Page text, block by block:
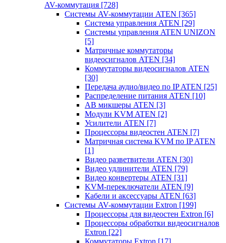
AV-коммутация [728]
Системы AV-коммутации ATEN [365]
Система управления ATEN [29]
Системы управления ATEN UNIZON
[5]
Матричные коммутаторы
видеосигналов ATEN [34]
Коммутаторы видеосигналов ATEN
[30]
Передача аудио/видео по IP ATEN [25]
Распределение питания ATEN [10]
АВ микшеры ATEN [3]
Модули KVM ATEN [2]
Усилители ATEN [7]
Процессоры видеостен ATEN [7]
Матричная система KVM по IP ATEN
[1]
Видео разветвители ATEN [30]
Видео удлинители ATEN [79]
Видео конвертеры ATEN [31]
KVM-переключатели ATEN [9]
Кабели и аксессуары ATEN [63]
Системы AV-коммутации Extron [199]
Процессоры для видеостен Extron [6]
Процессоры обработки видеосигналов
Extron [22]
Коммутаторы Extron [17]